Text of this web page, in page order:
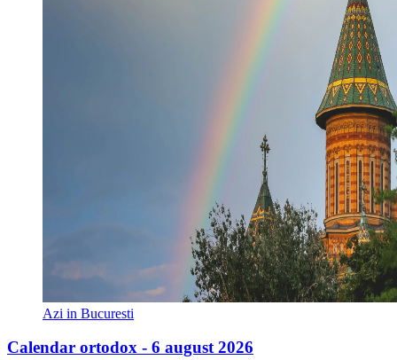
Azi in Bucuresti
Calendar ortodox - 6 august 2026